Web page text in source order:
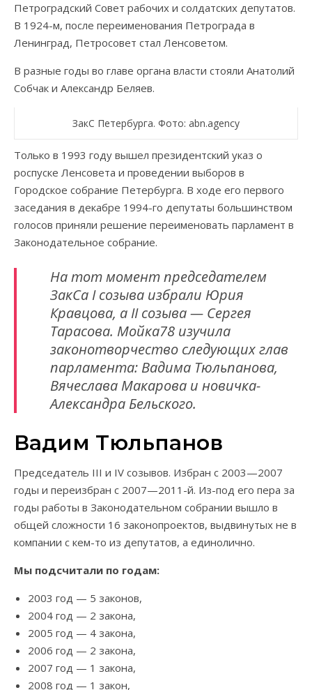
Петроградский Совет рабочих и солдатских депутатов.
В 1924-м, после переименования Петрограда в
Ленинград, Петросовет стал Ленсоветом.
В разные годы во главе органа власти стояли Анатолий
Собчак и Александр Беляев.
ЗакС Петербурга. Фото: abn.agency
Только в 1993 году вышел президентский указ о
роспуске Ленсовета и проведении выборов в
Городское собрание Петербурга. В ходе его первого
заседания в декабре 1994-го депутаты большинством
голосов приняли решение переименовать парламент в
Законодательное собрание.
На тот момент председателем
ЗакСа I созыва избрали Юрия
Кравцова, а II созыва — Сергея
Тарасова. Мойка78 изучила
законотворчество следующих глав
парламента: Вадима Тюльпанова,
Вячеслава Макарова и новичка-
Александра Бельского.
Вадим Тюльпанов
Председатель III и IV созывов. Избран с 2003—2007
годы и переизбран с 2007—2011-й. Из-под его пера за
годы работы в Законодательном собрании вышло в
общей сложности 16 законопроектов, выдвинутых не в
компании с кем-то из депутатов, а единолично.
Мы подсчитали по годам:
2003 год — 5 законов,
2004 год — 2 закона,
2005 год — 4 закона,
2006 год — 2 закона,
2007 год — 1 закона,
2008 год — 1 закон,